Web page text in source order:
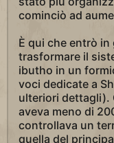
cominciò ad
È qui che entrò in
trasformare il
ibutho in un
voci dedicate a
ulteriori dettagli).
aveva meno di
controllava un
quella del